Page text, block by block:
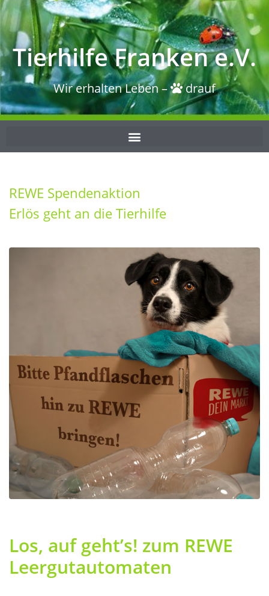
Tierhilfe Franken e.V.
Wir erhalten Leben – drauf
REWE Spendenaktion
Erlös geht an die Tierhilfe
Los, auf geht’s! zum REWE
Leergutautomaten